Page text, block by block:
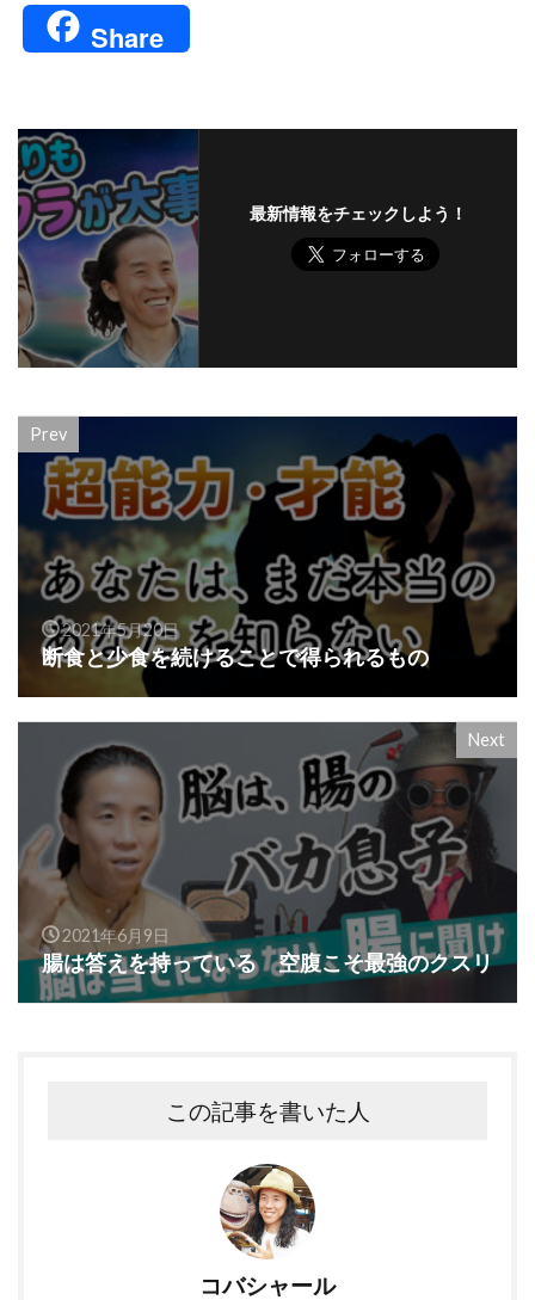
Share
最新情報をチェックしよう！
Prev
2021年5月20日
断食と少食を続けることで得られるもの
Next
2021年6月9日
腸は答えを持っている 空腹こそ最強のクスリ
この記事を書いた人
コバシャール